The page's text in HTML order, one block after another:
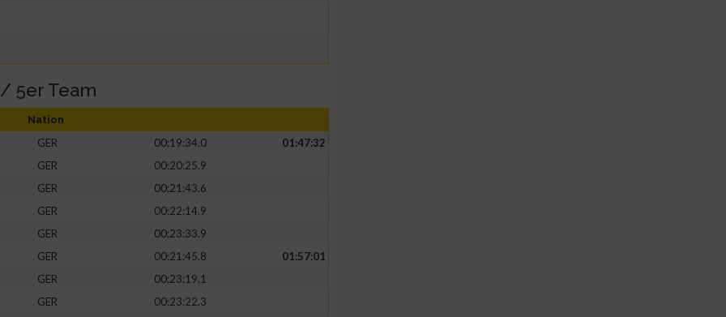
5er Team
Nation
GER 00:19:34.0
01:47:32
GER
00:20:25.9
GER
00:21:43.6
GER
00:22:14.9
GER
00:23:33.9
GER 00:21:45.8
01:57:01
GER
00:23:19.1
GER
00:23:22.3